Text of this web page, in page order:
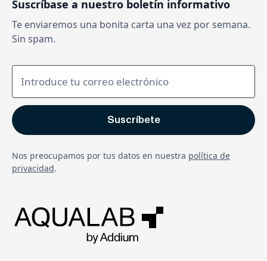
Suscríbase a nuestro boletín informativo
Te enviaremos una bonita carta una vez por semana.
Sin spam.
Nos preocupamos por tus datos en nuestra política de
privacidad.